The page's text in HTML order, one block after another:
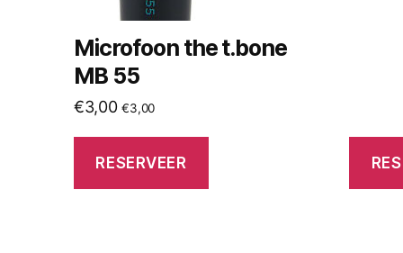
Microfoon the t.bone
MB 55
€3,00 €3,00
RESERVEER